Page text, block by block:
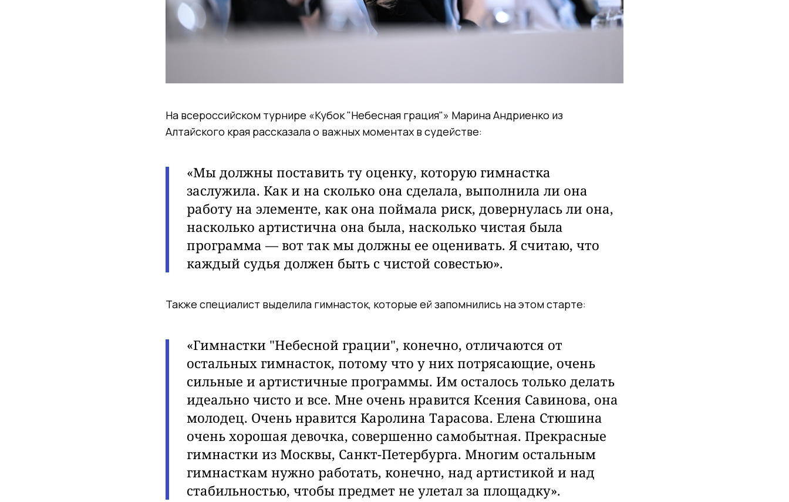
На всероссийском турнире «Кубок "Небесная грация"» Марина Андриенко из
Алтайского края рассказала о важных моментах в судействе:
«Мы должны поставить ту оценку, которую гимнастка
заслужила. Как и на сколько она сделала, выполнила ли она
работу на элементе, как она поймала риск, довернулась ли она,
насколько артистична она была, насколько чистая была
программа — вот так мы должны ее оценивать. Я считаю, что
каждый судья должен быть с чистой совестью».
Также специалист выделила гимнасток, которые ей запомнились на этом старте:
«Гимнастки "Небесной грации", конечно, отличаются от
остальных гимнасток, потому что у них потрясающие, очень
сильные и артистичные программы. Им осталось только делать
идеально чисто и все. Мне очень нравится Ксения Савинова, она
молодец. Очень нравится Каролина Тарасова. Елена Стюшина
очень хорошая девочка, совершенно самобытная. Прекрасные
гимнастки из Москвы, Санкт-Петербурга. Многим остальным
гимнасткам нужно работать, конечно, над артистикой и над
стабильностью, чтобы предмет не улетал за площадку».